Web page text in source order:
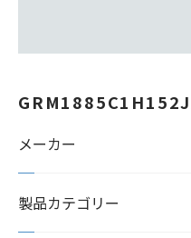
メーカー
製品カテゴリー